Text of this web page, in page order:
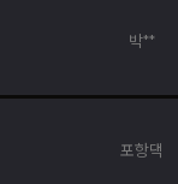
박**
포항댁